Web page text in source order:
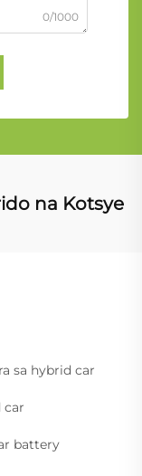
0/1000
na Kotsye
sa hybrid car
car
battery